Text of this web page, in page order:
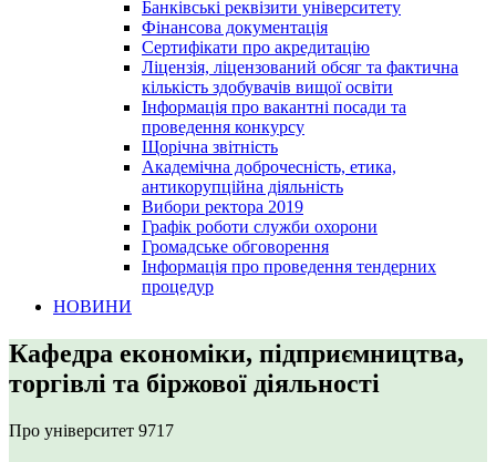
Банківські реквізити університету
Фінансова документація
Сертифікати про акредитацію
Ліцензія, ліцензований обсяг та фактична
кількість здобувачів вищої освіти
Інформація про вакантні посади та
проведення конкурсу
Щорічна звітність
Академічна доброчесність, етика,
антикорупційна діяльність
Вибори ректора 2019
Графік роботи служби охорони
Громадське обговорення
Інформація про проведення тендерних
процедур
НОВИНИ
Кафедра економіки, підприємництва,
торгівлі та біржової діяльності
Про університет 9717